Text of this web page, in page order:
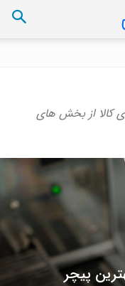
کالا از بخش های